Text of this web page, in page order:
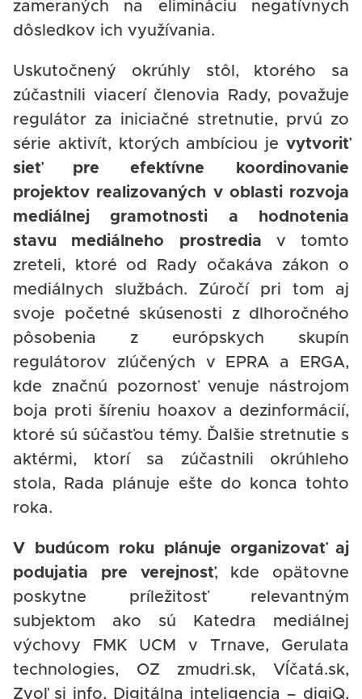
zameraných na elimináciu negatívnych
dôsledkov ich využívania.
Uskutočnený okrúhly stôl, ktorého sa
zúčastnili viacerí členovia Rady, považuje
regulátor za iniciačné stretnutie, prvú zo
série aktivít, ktorých ambíciou je vytvoriť
sieť pre efektívne koordinovanie
projektov realizovaných v oblasti rozvoja
mediálnej gramotnosti a hodnotenia
stavu mediálneho prostredia v tomto
zreteli, ktoré od Rady očakáva zákon o
mediálnych službách. Zúročí pri tom aj
svoje početné skúsenosti z dlhoročného
pôsobenia z európskych skupín
regulátorov zlúčených v EPRA a ERGA,
kde značnú pozornosť venuje nástrojom
boja proti šíreniu hoaxov a dezinformácií,
ktoré sú súčasťou témy. Ďalšie stretnutie s
aktérmi, ktorí sa zúčastnili okrúhleho
stola, Rada plánuje ešte do konca tohto
roka.
V budúcom roku plánuje organizovať aj
podujatia pre verejnosť, kde opätovne
poskytne príležitosť relevantným
subjektom ako sú Katedra mediálnej
výchovy FMK UCM v Trnave, Gerulata
technologies, OZ zmudri.sk, Vĺčatá.sk,
Zvoľ si info, Digitálna inteligencia – digiQ,